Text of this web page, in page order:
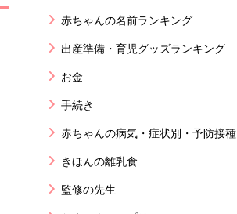
赤ちゃんの名前ランキング
出産準備・育児グッズランキング
お金
手続き
赤ちゃんの病気・症状別・予防接種
きほんの離乳食
監修の先生